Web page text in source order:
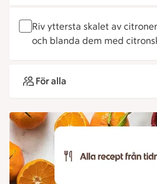
Riv yttersta skalet av
och blanda dem med
För alla